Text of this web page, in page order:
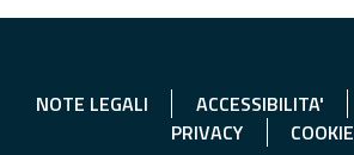
NOTE LEGALI ACCESSIBILITA'
PRIVACY